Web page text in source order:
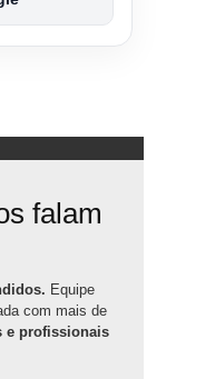
falam
Equipe
com mais de
e profissionais